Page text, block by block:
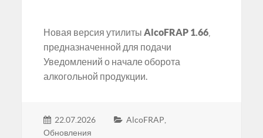
Новая версия утилитыAlcoFRAP 1.66
предназначенной для подачи
Уведомлений о начале оборота
алкогольной продукции.
22.07.2026 AlcoFRAP
Обновления